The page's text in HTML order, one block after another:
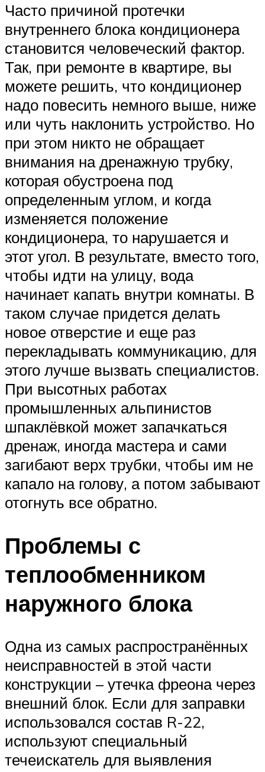
Часто причиной протечки
внутреннего блока кондиционера
становится человеческий фактор.
Так, при ремонте в квартире, вы
можете решить, что кондиционер
надо повесить немного выше, ниже
или чуть наклонить устройство. Но
при этом никто не обращает
внимания на дренажную трубку,
которая обустроена под
определенным углом, и когда
изменяется положение
кондиционера, то нарушается и
этот угол. В результате, вместо того,
чтобы идти на улицу, вода
начинает капать внутри комнаты. В
таком случае придется делать
новое отверстие и еще раз
перекладывать коммуникацию, для
этого лучше вызвать специалистов.
При высотных работах
промышленных альпинистов
шпаклёвкой может запачкаться
дренаж, иногда мастера и сами
загибают верх трубки, чтобы им не
капало на голову, а потом забывают
отогнуть все обратно.
Проблемы с
теплообменником
наружного блока
Одна из самых распространённых
неисправностей в этой части
конструкции – утечка фреона через
внешний блок. Если для заправки
использовался состав R-22,
используют специальный
течеискатель для выявления